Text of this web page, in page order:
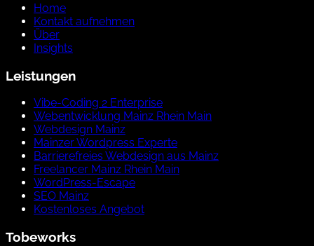
Home
Kontakt aufnehmen
Über
Insights
Leistungen
Vibe-Coding 2 Enterprise
Webentwicklung Mainz Rhein Main
Webdesign Mainz
Mainzer Wordpress Experte
Barrierefreies Webdesign aus Mainz
Freelancer Mainz Rhein Main
WordPress-Escape
SEO Mainz
Kostenloses Angebot
Tobeworks